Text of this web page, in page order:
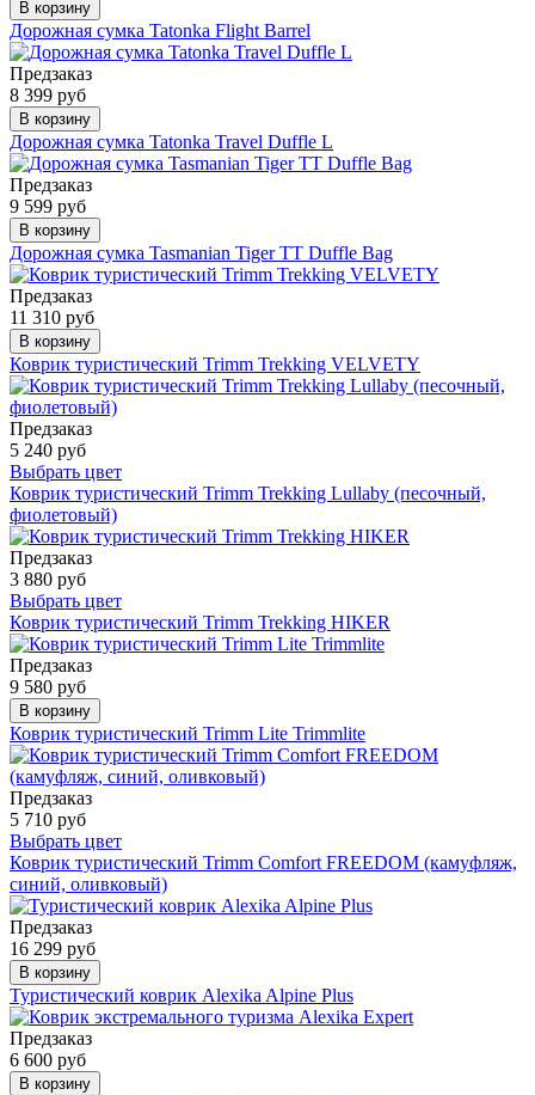
В корзину
Дорожная сумка Tatonka Flight Barrel
Предзаказ
8 399 руб
В корзину
Дорожная сумка Tatonka Travel Duffle L
Предзаказ
9 599 руб
В корзину
Дорожная сумка Tasmanian Tiger TT Duffle Bag
Предзаказ
11 310 руб
В корзину
Коврик туристический Trimm Trekking VELVETY
Предзаказ
5 240 руб
Выбрать цвет
Коврик туристический Trimm Trekking Lullaby (песочный,
фиолетовый)
Предзаказ
3 880 руб
Выбрать цвет
Коврик туристический Trimm Trekking HIKER
Предзаказ
9 580 руб
В корзину
Коврик туристический Trimm Lite Trimmlite
Предзаказ
5 710 руб
Выбрать цвет
Коврик туристический Trimm Comfort FREEDOM (камуфляж,
синий, оливковый)
Предзаказ
16 299 руб
В корзину
Туристический коврик Alexika Alpine Plus
Предзаказ
6 600 руб
В корзину